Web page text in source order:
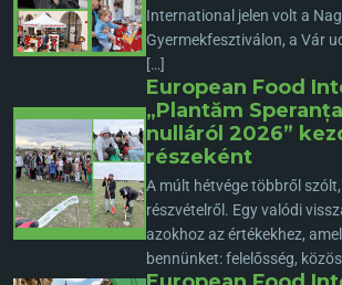
International jelen volt a
Gyermekfesztiválon, a Vár
[…]
European Food
„Plantăm
nulláról 2026”
részeként
A múlt hétvége többről
részvételről. Egy valódi
azokhoz az értékekhez,
bennünket: felelősség,